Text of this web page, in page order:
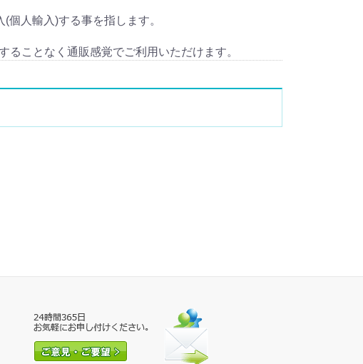
人輸入)する事を指します。
ことなく通販感覚でご利用いただけます。